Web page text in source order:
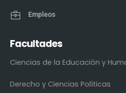
Empleos
Facultades
Ciencias de la Educación y
Derecho y Ciencias Políticas